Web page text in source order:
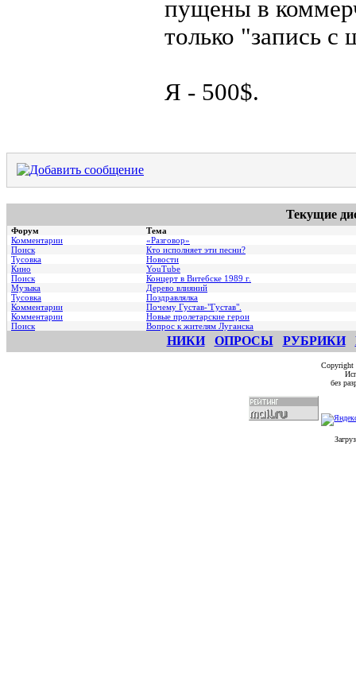
пущены в
только "запись
Я - 500$.
Текущие
Форум
Тема
Комментарии
«Разговор»
Поиск
Кто исполняет эти песни?
Тусовка
Новости
Кино
YouTube
Поиск
Концерт в Витебске 1989 г.
Музыка
Дерево влияний
Тусовка
Поздравлялка
Комментарии
Почему Густав-"Густав".
Комментарии
Hовые пролетарские герои
Поиск
Вопрос к жителям Луганска
НИКИ ОПРОСЫ РУБРИКИ
без